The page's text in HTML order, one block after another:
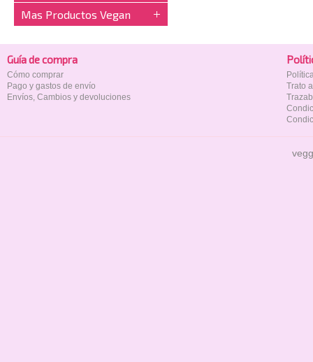
Mas Productos Vegan
Guía de compra
Cómo comprar
Pago y gastos de envío
Envíos, Cambios y devoluciones
Trato